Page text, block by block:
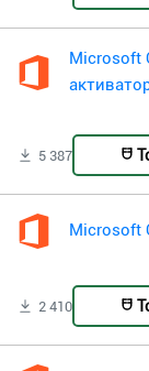
Microsoft
5 387
Microsoft
2 410